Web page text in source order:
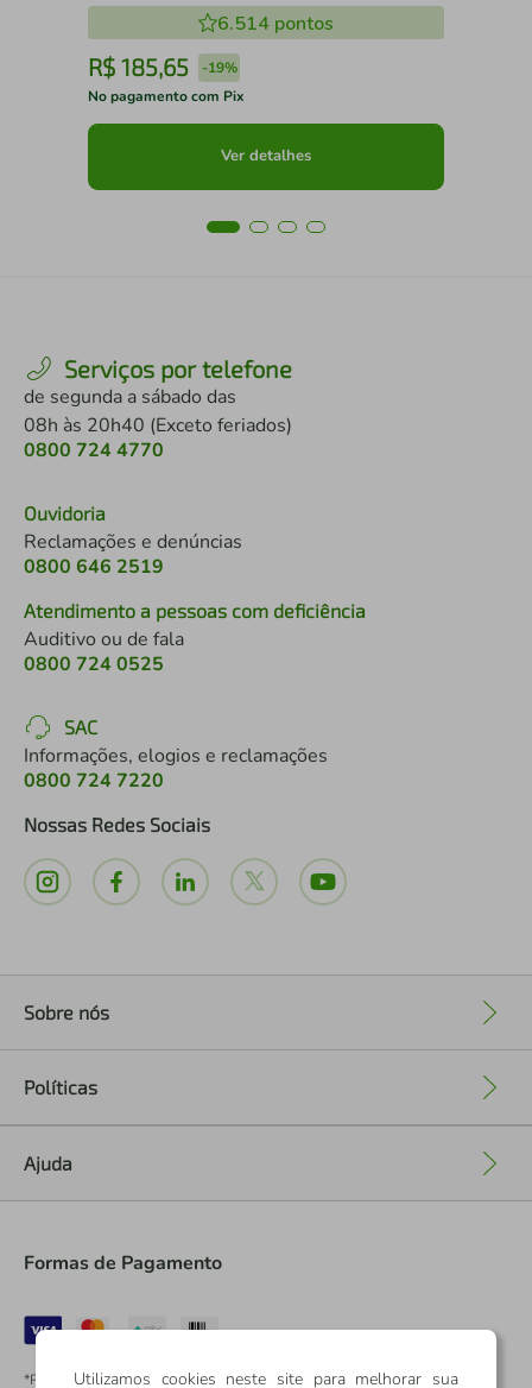
6.514 pontos
R$ 185,65 -19%
No pagamento com Pix
Ver detalhes
Serviços por telefone
de segunda a sábado das
08h às 20h40 (Exceto feriados)
0800 724 4770
Ouvidoria
Reclamações e denúncias
0800 646 2519
Atendimento a pessoas com deficiência
Auditivo ou de fala
0800 724 0525
SAC
Informações, elogios e reclamações
0800 724 7220
Nossas Redes Sociais
Sobre nós
Políticas
Ajuda
Formas de Pagamento
*Pontos dos Cartões Sicredi
Utilizamos cookies neste site para melhorar sua